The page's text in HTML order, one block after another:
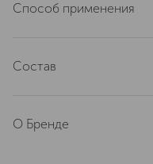
Способ применения
впитывания.
Состав
CHINENSIS (JOJOBA)
О Бренде